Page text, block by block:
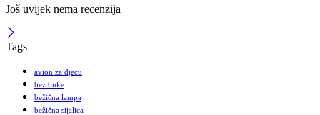
Još uvijek nema recenzija
Tags
avion za djecu
bez buke
bežična lampa
bežična sijalica